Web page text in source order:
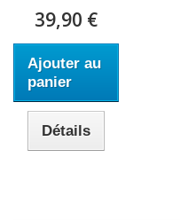
39,90 €
Ajouter au
panier
Détails